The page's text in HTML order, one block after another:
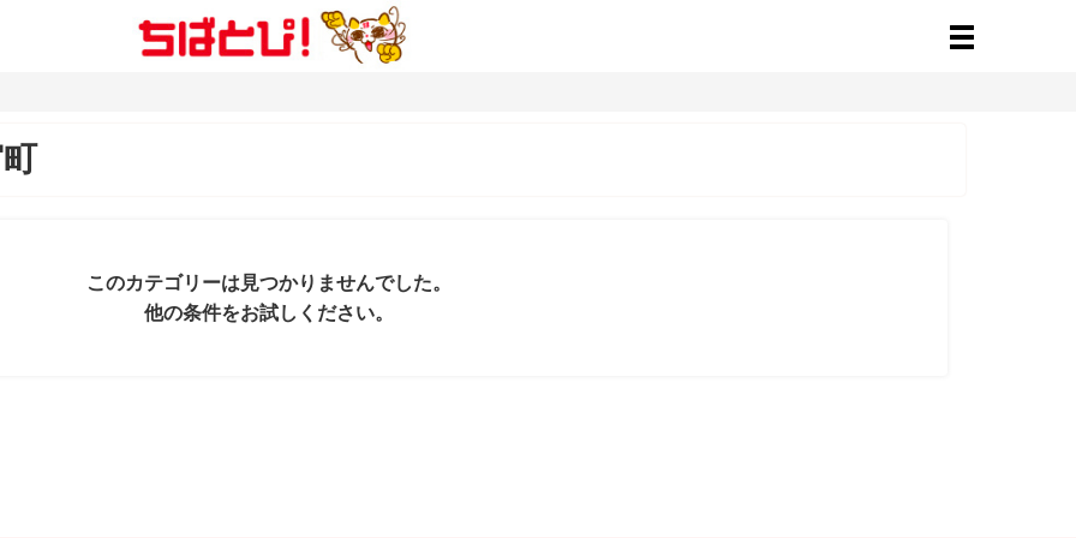
このカテゴリーは見つかりませんでした。
他の条件をお試しください。